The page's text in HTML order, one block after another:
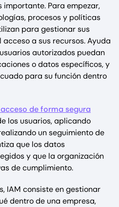
importante. Para empezar,
procesos y políticas
para gestionar sus
a sus recursos. Ayuda
autorizados puedan
o datos específicos, y
para su función dentro
de forma segura
los usuarios, aplicando
un seguimiento de
que los datos
y que la organización
de cumplimiento.
IAM consiste en gestionar
dentro de una empresa,